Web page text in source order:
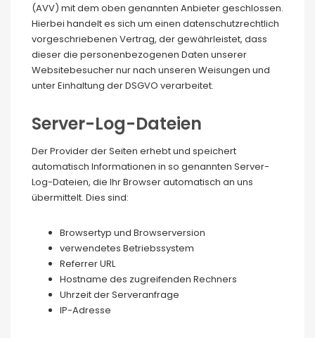
(AVV) mit dem oben genannten Anbieter geschlossen.
Hierbei handelt es sich um einen datenschutzrechtlich
vorgeschriebenen Vertrag, der gewährleistet, dass
dieser die personenbezogenen Daten unserer
Websitebesucher nur nach unseren Weisungen und
unter Einhaltung der DSGVO verarbeitet.
Server-Log-Dateien
Der Provider der Seiten erhebt und speichert
automatisch Informationen in so genannten Server-
Log-Dateien, die Ihr Browser automatisch an uns
übermittelt. Dies sind:
Browsertyp und Browserversion
verwendetes Betriebssystem
Referrer URL
Hostname des zugreifenden Rechners
Uhrzeit der Serveranfrage
IP-Adresse